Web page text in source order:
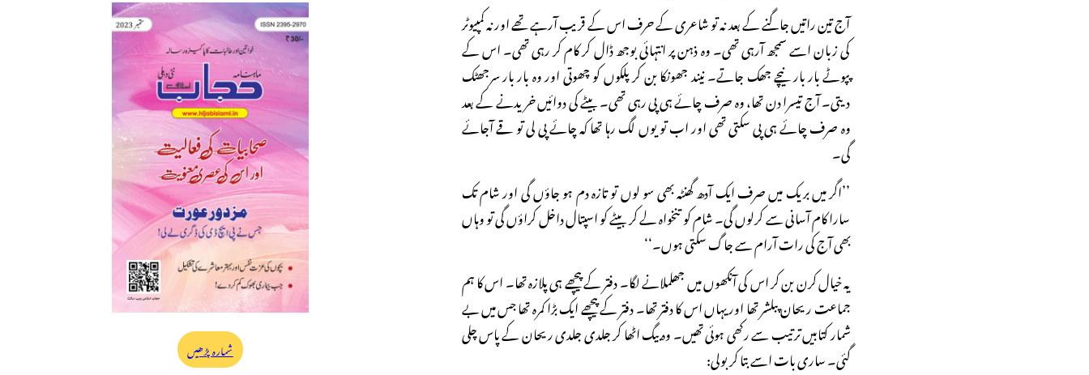
آج تین راتیں جاگنے کے بعد نہ تو شاعری کے حرف اس کے قریب آرہے تھے اور نہ کمپیوٹر
کی زبان اسے سمجھ آرہی تھی۔ وہ ذہن پر انتہائی بوجھ ڈال کر کام کر رہی تھی۔ اس کے
پپوٹے بار بار نیچے جھک جاتے۔ نیند جھونکا بن کر پلکوں کو چھوتی اور وہ بار بار سرجھٹک
دیتی۔ آج تیسرا دن تھا، وہ صرف چائے ہی پی رہی تھی۔ بیٹے کی دوائیں خریدنے کے بعد
وہ صرف چائے ہی پی سکتی تھی اور اب تو یوں لگ رہا تھا کہ چائے پی لی تو قے آجائے
گی۔
’’اگر میں بریک میں صرف ایک آدھ گھنٹہ بھی سو لوں تو تازہ دم ہو جاؤں گی اور شام تک
سارا کام آسانی سے کرلوں گی۔ شام کو تنخواہ لے کر بیٹے کو اسپتال داخل کراؤں گی تو وہاں
بھی آج کی رات آرام سے جاگ سکتی ہوں۔‘‘
یہ خیال کرن بن کر اس کی آنکھوں میں جھلملانے لگا۔ دفتر کے پیچھے ہی پلازہ تھا۔ اس کا ہم
جماعت ریحان پبلشر تھا اور یہاں اس کا دفتر تھا۔ دفتر کے پیچھے ایک بڑا کمرہ تھا جس میں بے
شمار کتابیں ترتیب سے رکھی ہوئی تھیں۔ وہ بیگ اٹھا کر جلدی جلدی ریحان کے پاس چلی
گئی۔ ساری بات اسے بتا کر بولی:
شمارہ پڑھیں